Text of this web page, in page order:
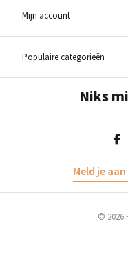
Mijn account
Populaire categorieën
Niks
Meld je
© 2026